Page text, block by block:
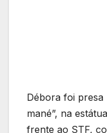
Débora foi presa
mané”, na
frente ao STF,